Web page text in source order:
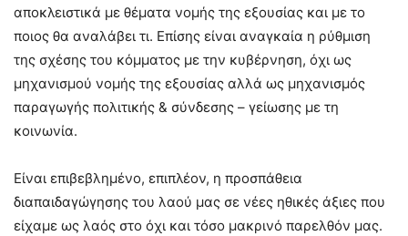
αποκλειστικά με θέματα νομής της εξουσίας και με το
ποιος θα αναλάβει τι. Επίσης είναι αναγκαία η ρύθμιση
της σχέσης του κόμματος με την κυβέρνηση, όχι ως
μηχανισμού νομής της εξουσίας αλλά ως μηχανισμός
παραγωγής πολιτικής & σύνδεσης – γείωσης με τη
κοινωνία.
Είναι επιβεβλημένο, επιπλέον, η προσπάθεια
διαπαιδαγώγησης του λαού μας σε νέες ηθικές άξιες που
είχαμε ως λαός στο όχι και τόσο μακρινό παρελθόν μας.